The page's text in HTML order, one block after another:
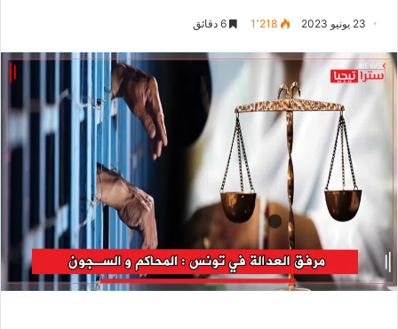
23 يونيو 2023 1٬218